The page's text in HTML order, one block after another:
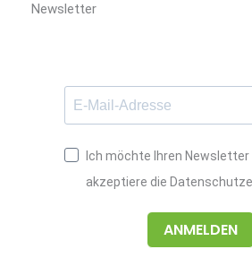
Newsletter
Ich möchte Ihren Newsletter
akzeptiere die
ANMELDEN